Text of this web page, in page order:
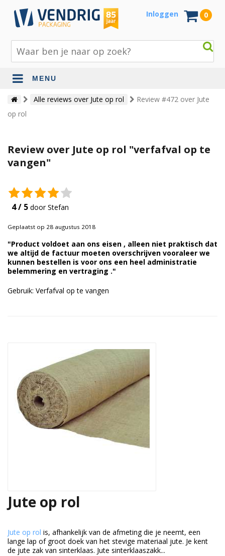
Inloggen 0
MENU
Beschermingsmateriaal
Bouw- en tuinmaterialen
Jute en lopers
Tape en stickers
Bedrukte verpakkingen
Alle reviews over Jute op rol
Review #472 over Jute
op rol
Review over Jute op rol "verfafval op te
vangen"
4 / 5 door Stefan
Geplaatst op 28 augustus 2018
"Product voldoet aan ons eisen , alleen niet praktisch dat
we altijd de factuur moeten overschrijven vooraleer we
kunnen bestellen is voor ons een heel administratie
belemmering en vertraging ."
Gebruik: Verfafval op te vangen
Jute op rol
Jute op rol is, afhankelijk van de afmeting die je neemt, een
lange lap of groot doek van het stevige materiaal jute. Je kent
de jute zak van sinterklaas. Jute sinterklaaszakk...